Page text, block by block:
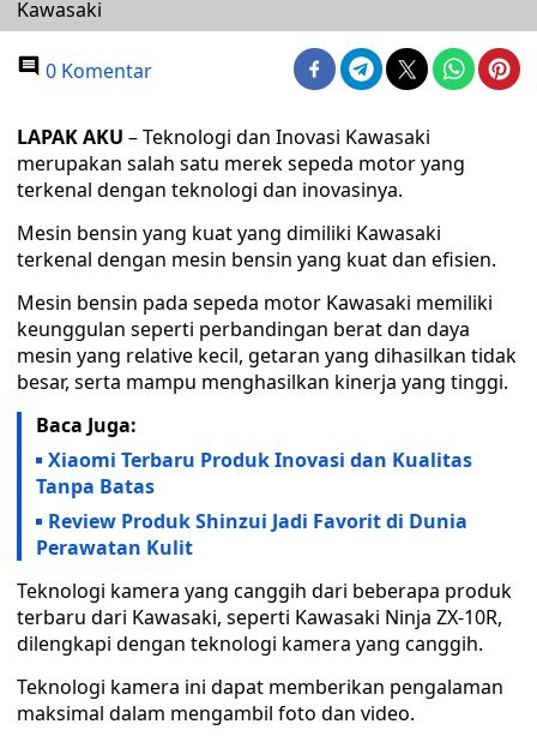
Kawasaki
0 Komentar
LAPAK AKU – Teknologi dan Inovasi Kawasaki
merupakan salah satu merek sepeda motor yang
terkenal dengan teknologi dan inovasinya.
Mesin bensin yang kuat yang dimiliki Kawasaki
terkenal dengan mesin bensin yang kuat dan efisien.
Mesin bensin pada sepeda motor Kawasaki memiliki
keunggulan seperti perbandingan berat dan daya
mesin yang relative kecil, getaran yang dihasilkan tidak
besar, serta mampu menghasilkan kinerja yang tinggi.
Baca Juga:
Xiaomi Terbaru Produk Inovasi dan Kualitas
Tanpa Batas
Review Produk Shinzui Jadi Favorit di Dunia
Perawatan Kulit
Teknologi kamera yang canggih dari beberapa produk
terbaru dari Kawasaki, seperti Kawasaki Ninja ZX-10R,
dilengkapi dengan teknologi kamera yang canggih.
Teknologi kamera ini dapat memberikan pengalaman
maksimal dalam mengambil foto dan video.